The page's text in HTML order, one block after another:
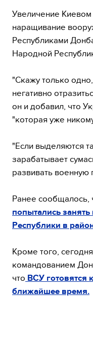
Увеличение
наращивание
Республиками
Народной
"Скажу только
негативно
он и добавил, что
"которая уже
"Если выделяются
зарабатывает
развивать
Ранее сообщалось,
попытались
Республики в
Кроме того,
командованием
что ВСУ готовятся
ближайшее время.